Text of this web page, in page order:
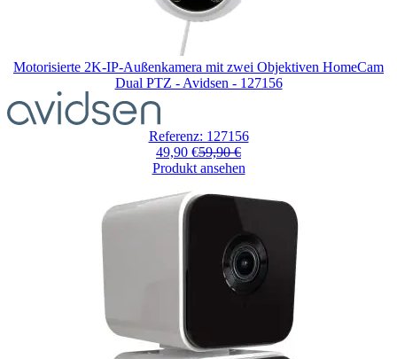
Motorisierte 2K-IP-Außenkamera mit zwei Objektiven HomeCam
Dual PTZ - Avidsen - 127156
Referenz: 127156
49,90 €59,90 €
Produkt ansehen